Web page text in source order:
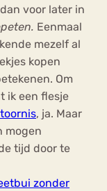
voor later in
Eenmaal
mezelf al
kopen
Om
ik een flesje
, ja. Maar
mogen
tijd door te
zonder